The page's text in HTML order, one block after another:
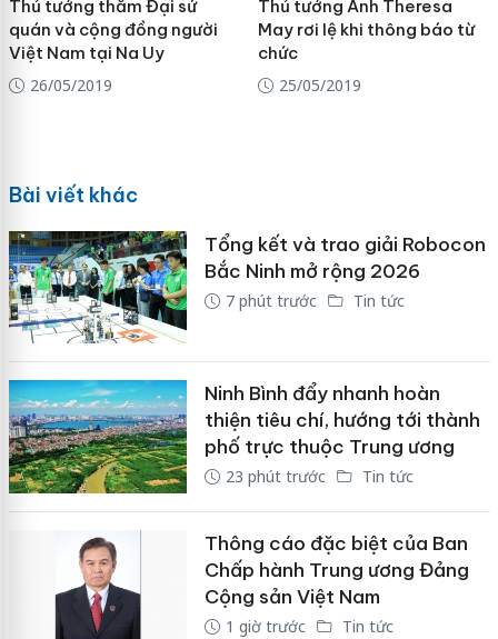
Thủ tướng thăm Đại sứ
quán và cộng đồng người
Việt Nam tại Na Uy
26/05/2019
Thủ tướng Anh Theresa
May rơi lệ khi thông báo từ
chức
25/05/2019
Bài viết khác
Tổng kết và trao giải Robocon
Bắc Ninh mở rộng 2026
7 phút trước Tin tức
Ninh Bình đẩy nhanh hoàn
thiện tiêu chí, hướng tới thành
phố trực thuộc Trung ương
23 phút trước Tin tức
Thông cáo đặc biệt của Ban
Chấp hành Trung ương Đảng
Cộng sản Việt Nam
1 giờ trước Tin tức